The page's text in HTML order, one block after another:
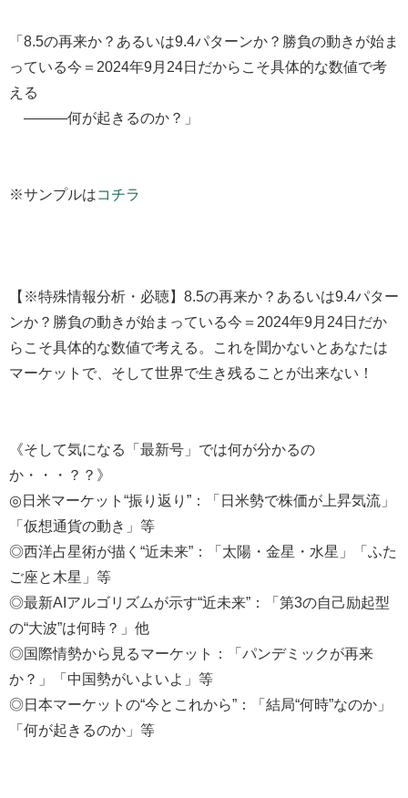
「8.5の再来か？あるいは9.4パターンか？勝負の動きが始ま
っている今＝2024年9月24日だからこそ具体的な数値で考
える
―――何が起きるのか？」
※サンプルはコチラ
【※特殊情報分析・必聴】8.5の再来か？あるいは9.4パター
ンか？勝負の動きが始まっている今＝2024年9月24日だか
らこそ具体的な数値で考える。これを聞かないとあなたは
マーケットで、そして世界で生き残ることが出来ない！
《そして気になる「最新号」では何が分かるの
か・・・？？》
◎日米マーケット“振り返り”：「日米勢で株価が上昇気流」
「仮想通貨の動き」等
◎西洋占星術が描く“近未来”：「太陽・金星・水星」「ふた
ご座と木星」等
◎最新AIアルゴリズムが示す“近未来”：「第3の自己励起型
の“大波”は何時？」他
◎国際情勢から見るマーケット：「パンデミックが再来
か？」「中国勢がいよいよ」等
◎日本マーケットの“今とこれから”：「結局“何時”なのか」
「何が起きるのか」等